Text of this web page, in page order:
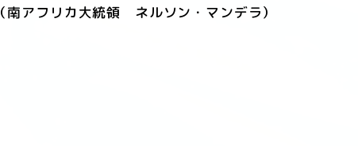
（南アフリカ大統領 ネルソン・マンデラ）